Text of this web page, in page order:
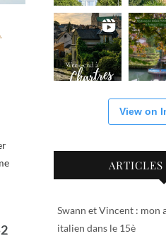
View on
ARTICLES
Swann et Vincent : mon
italien dans le 15è